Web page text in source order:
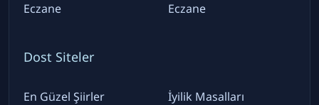
Eczane
Eczane
Dost Siteler
En Güzel Şiirler
İyilik Masalları